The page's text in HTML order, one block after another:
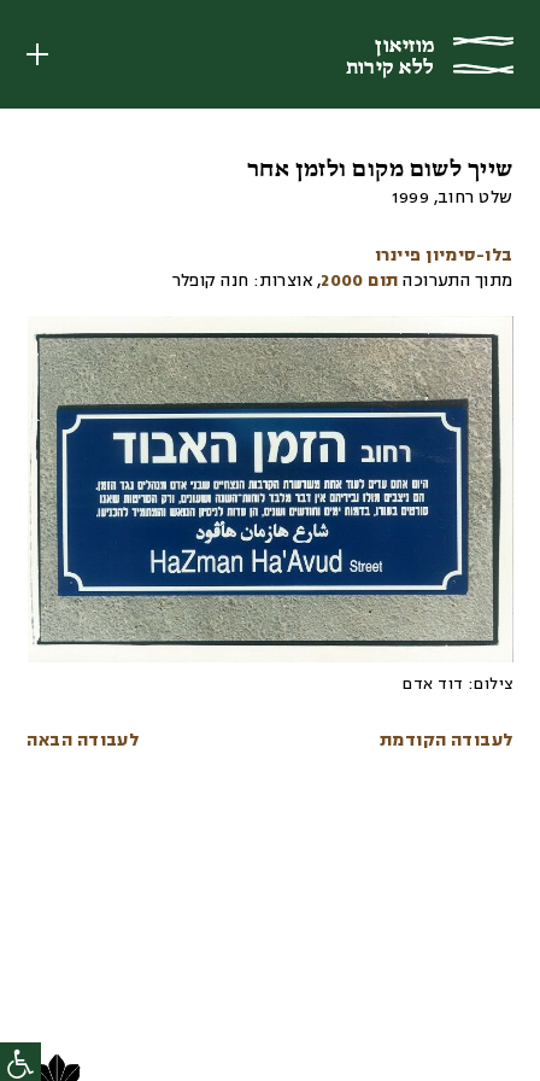
מוזיאון
ללא קירות
מוזיאון
ללא קירות
שייך לשום מקום ולזמן אחר
שלט רחוב,
1999
בלו-סימיון פיינרו
מתוך התערוכה תום 2000 , אוצרות: חנה קופלר
צילום: דוד אדם
לעבודה הקודמת לעבודה הבאה